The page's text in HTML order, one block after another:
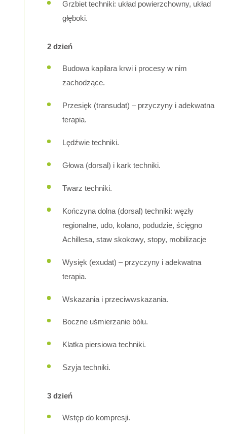
Grzbiet techniki: układ powierzchowny, układ
głęboki.
2 dzień
Budowa kapilara krwi i procesy w nim
zachodzące.
Przesięk (transudat) – przyczyny i adekwatna
terapia.
Lędźwie techniki.
Głowa (dorsal) i kark techniki.
Twarz techniki.
Kończyna dolna (dorsal) techniki: węzły
regionalne, udo, kolano, podudzie, ścięgno
Achillesa, staw skokowy, stopy, mobilizacje
Wysięk (exudat) – przyczyny i adekwatna
terapia.
Wskazania i przeciwwskazania.
Boczne uśmierzanie bólu.
Klatka piersiowa techniki.
Szyja techniki.
3 dzień
Wstęp do kompresji.